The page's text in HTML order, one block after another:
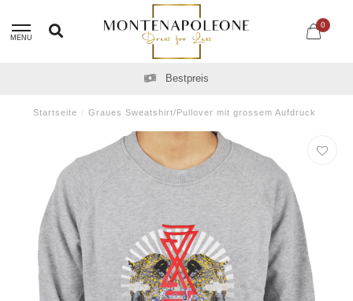
MENU
0
Bestpreis
Startseite / Graues Sweatshirt/Pullover mit grossem Aufdruck